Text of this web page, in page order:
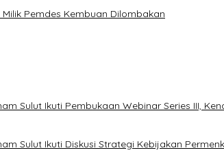
Pemdes Kembuan Dilombakan
Sulut Ikuti Pembukaan Webinar Series III,
Sulut Ikuti Diskusi Strategi Kebijakan